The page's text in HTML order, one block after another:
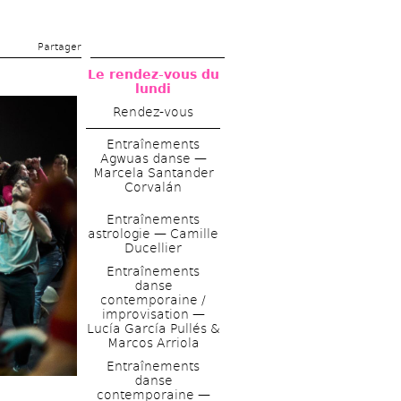
Partager
Le rendez-vous du
lundi
Rendez-vous
Entraînements
Agwuas danse —
Marcela Santander
Corvalán
Entraînements
astrologie — Camille
Ducellier
Entraînements
danse
contemporaine /
improvisation —
Lucía García Pullés &
Marcos Arriola
Entraînements
danse
contemporaine —